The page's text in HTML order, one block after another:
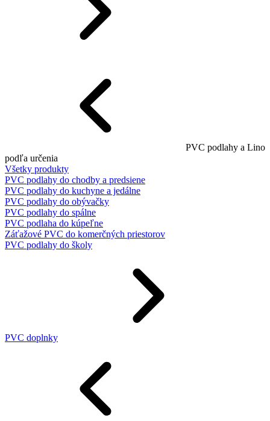
PVC podlahy a Lino
podľa určenia
Všetky produkty
PVC podlahy do chodby a predsiene
PVC podlahy do kuchyne a jedálne
PVC podlahy do obývačky
PVC podlahy do spálne
PVC podlaha do kúpeľne
Záťažové PVC do komerčných priestorov
PVC podlahy do školy
PVC doplnky